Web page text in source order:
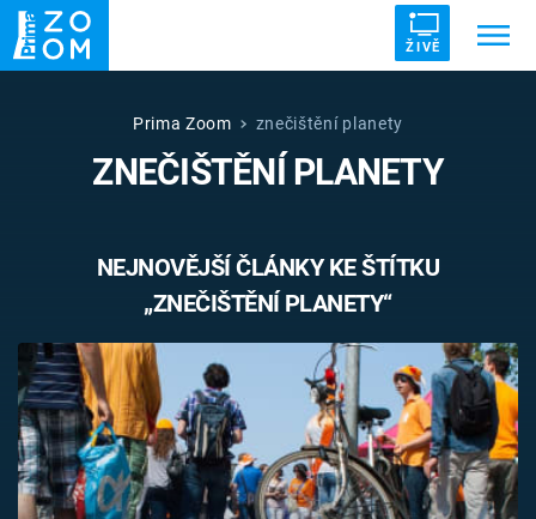
ŽIVĚ
ZRÁDCI UFO DRUHÁ SVĚTOVÁ VÁLKA
ZÁHADY VETŘELCI DÁVNOVĚKU
Témata
Pořady
TV Program
Prima Zoom znečištění planety
ZNEČIŠTĚNÍ PLANETY
NEJNOVĚJŠÍ ČLÁNKY KE ŠTÍTKU
„ZNEČIŠTĚNÍ PLANETY“